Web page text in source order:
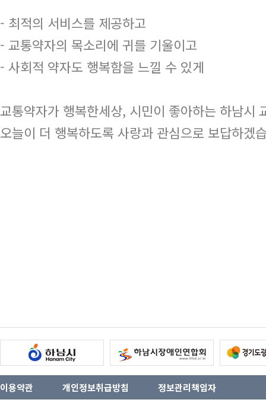
- 최적의 서비스를 제공하고
- 교통약자의 목소리에 귀를 기울이고
- 사회적 약자도 행복함을 느낄 수 있게
교통약자가 행복한세상, 시민이 좋아하는 하남시
오늘이 더 행복하도록 사랑과 관심으로 보답하겠
이용약관 개인정보취급방침 정보관리책임자